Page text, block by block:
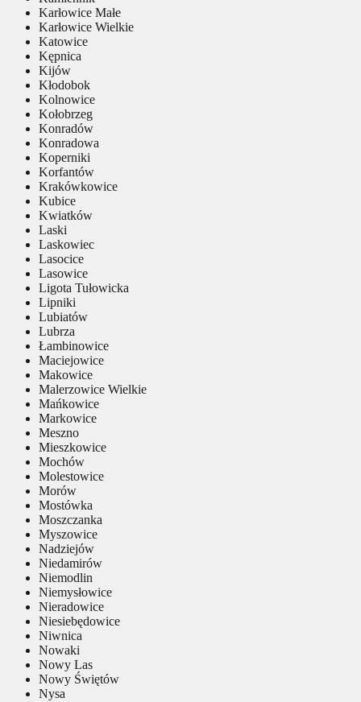
Karłowice Małe
Karłowice Wielkie
Katowice
Kępnica
Kijów
Kłodobok
Kolnowice
Kołobrzeg
Konradów
Konradowa
Koperniki
Korfantów
Krakówkowice
Kubice
Kwiatków
Laski
Laskowiec
Lasocice
Lasowice
Ligota Tułowicka
Lipniki
Lubiatów
Lubrza
Łambinowice
Maciejowice
Makowice
Malerzowice Wielkie
Mańkowice
Markowice
Meszno
Mieszkowice
Mochów
Molestowice
Morów
Mostówka
Moszczanka
Myszowice
Nadziejów
Niedamirów
Niemodlin
Niemysłowice
Nieradowice
Niesiebędowice
Niwnica
Nowaki
Nowy Las
Nowy Świętów
Nysa